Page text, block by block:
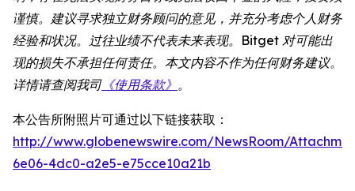
谨慎。建议寻求独立财务顾问的意见，并充分考虑个人财务
经验和状况。过往业绩不代表未来表现。Bitget 对可能出
现的损失不承担任何责任。本文内容不作为任何财务建议。
详情请查阅我司《使用条款》 。
本公告所附照片可通过以下链接获取：
http://www.globenewswire.com/NewsRoom/
6e06-4dc0-a2e5-e75cce10a21b